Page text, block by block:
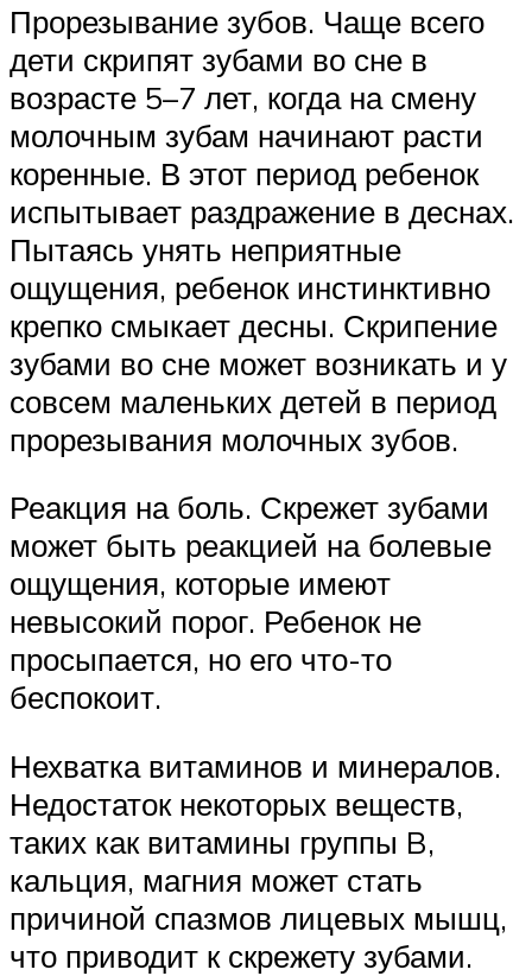
Прорезывание зубов. Чаще всего
дети скрипят зубами во сне в
возрасте 5–7 лет, когда на смену
молочным зубам начинают расти
коренные. В этот период ребенок
испытывает раздражение в деснах.
Пытаясь унять неприятные
ощущения, ребенок инстинктивно
крепко смыкает десны. Скрипение
зубами во сне может возникать и у
совсем маленьких детей в период
прорезывания молочных зубов.
Реакция на боль. Скрежет зубами
может быть реакцией на болевые
ощущения, которые имеют
невысокий порог. Ребенок не
просыпается, но его что-то
беспокоит.
Нехватка витаминов и минералов.
Недостаток некоторых веществ,
таких как витамины группы B,
кальция, магния может стать
причиной спазмов лицевых мышц,
что приводит к скрежету зубами.